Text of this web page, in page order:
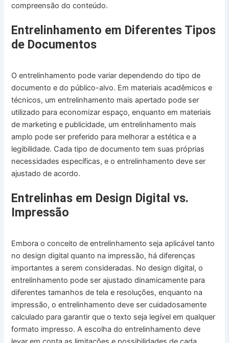
compreensão do conteúdo.
Entrelinhamento em Diferentes Tipos
de Documentos
O entrelinhamento pode variar dependendo do tipo de
documento e do público-alvo. Em materiais acadêmicos e
técnicos, um entrelinhamento mais apertado pode ser
utilizado para economizar espaço, enquanto em materiais
de marketing e publicidade, um entrelinhamento mais
amplo pode ser preferido para melhorar a estética e a
legibilidade. Cada tipo de documento tem suas próprias
necessidades específicas, e o entrelinhamento deve ser
ajustado de acordo.
Entrelinhas em Design Digital vs.
Impressão
Embora o conceito de entrelinhamento seja aplicável tanto
no design digital quanto na impressão, há diferenças
importantes a serem consideradas. No design digital, o
entrelinhamento pode ser ajustado dinamicamente para
diferentes tamanhos de tela e resoluções, enquanto na
impressão, o entrelinhamento deve ser cuidadosamente
calculado para garantir que o texto seja legível em qualquer
formato impresso. A escolha do entrelinhamento deve